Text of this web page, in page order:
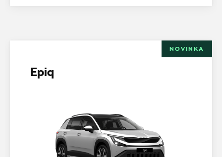
NOVINKA
Epiq